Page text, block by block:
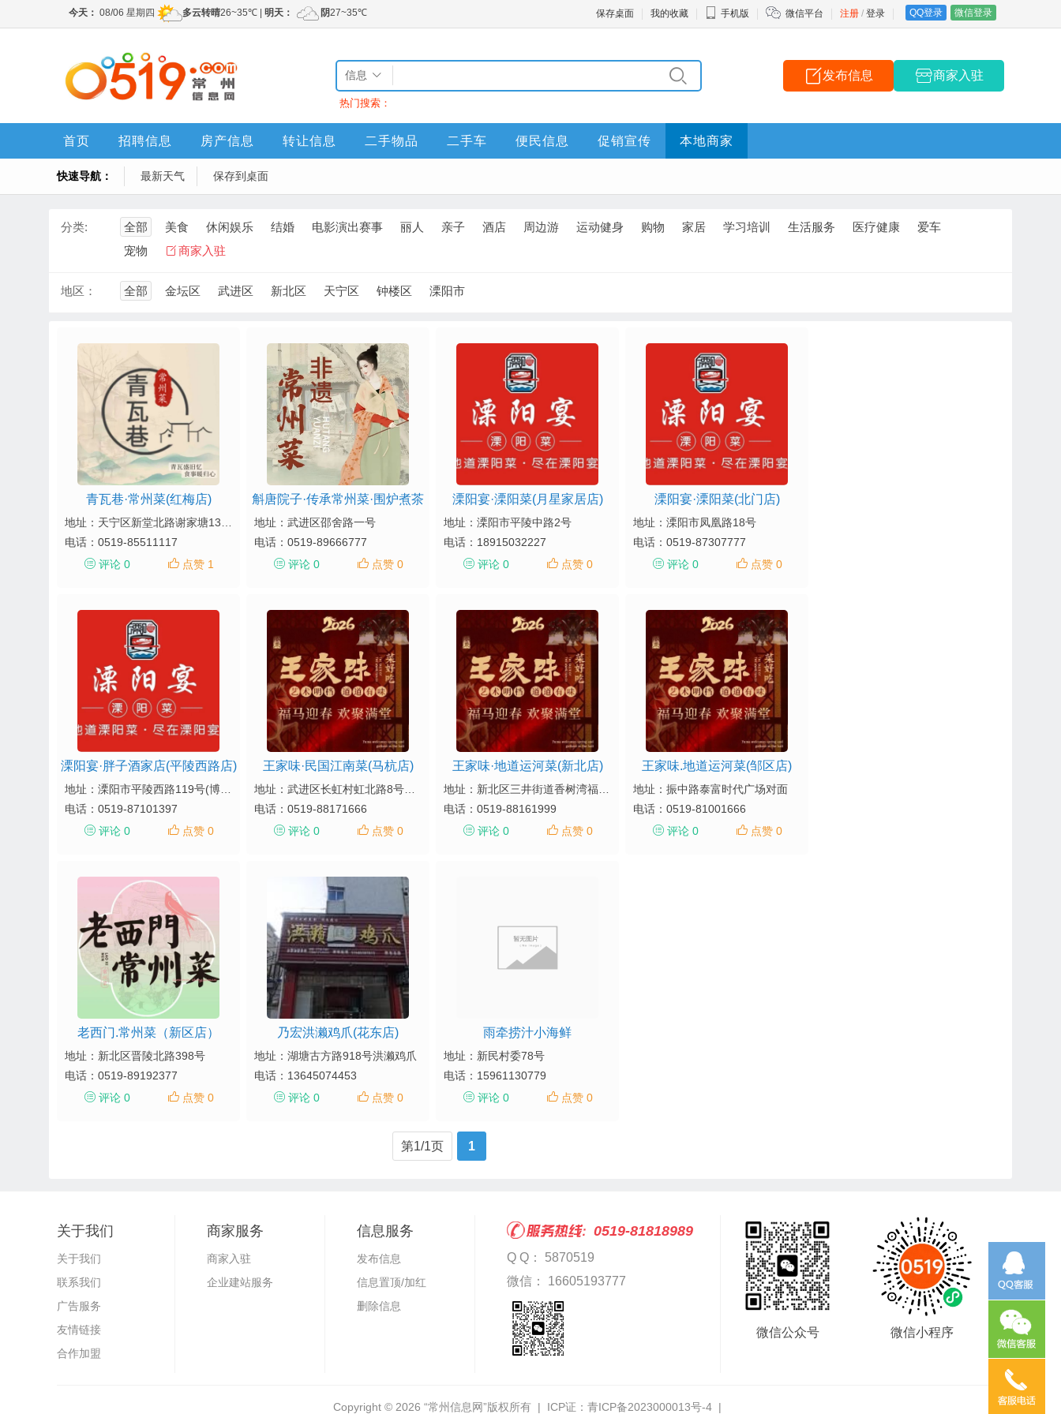
注册 / 登录 QQ登录 微信登录
保存桌面 我的收藏 手机版 微信平台
信息
热门搜索：
发布信息 商家入驻
首页 招聘信息 房产信息 转让信息 二手物品 二手车 便民信息 促销宣传 本地商家
快速导航： 最新天气 保存到桌面
分类: 全部 美食 休闲娱乐 结婚 电影演出赛事 丽人 亲子 酒店 周边游 运动健身 购物 家居 学习培训 生活服务 医疗健康
爱车
宠物
商家入驻
地区： 全部 金坛区 武进区 新北区 天宁区 钟楼区 溧阳市
青瓦巷·常州菜(红梅店)
电话： 0519-85511117
评论 0
点赞 1
斛唐院子·传承常州菜·围炉煮茶
地址：武进区邵舍路一号
电话： 0519-89666777
评论 0
点赞 0
溧阳宴·溧阳菜(月星家居店)
地址：溧阳市平陵中路2号
电话： 18915032227
评论 0
点赞 0
溧阳宴·溧阳菜(北门店)
地址：溧阳市凤凰路18号
电话： 0519-87307777
评论 0
点赞 0
溧阳宴·胖子酒家店(平陵西路店)
电话： 0519-87101397
评论 0
点赞 0
王家味·民国江南菜(马杭店)
电话： 0519-88171666
评论 0
点赞 0
王家味·地道运河菜(新北店)
电话： 0519-88161999
评论 0
点赞 0
王家味.地道运河菜(邹区店)
地址：振中路泰富时代广场对面
电话： 0519-81001666
评论 0
点赞 0
老西门.常州菜（新区店）
地址：新北区晋陵北路398号
电话： 0519-89192377
评论 0
点赞 0
乃宏洪濑鸡爪(花东店)
地址：湖塘古方路918号洪濑鸡爪
电话： 13645074453
评论 0
点赞 0
雨牵捞汁小海鲜
地址：新民村委78号
电话： 15961130779
评论 0
点赞 0
第1/1页 1
关于我们
关于我们
联系我们
广告服务
友情链接
合作加盟
商家服务
商家入驻
企业建站服务
信息服务
发布信息
信息置顶/加红
删除信息
0519-81818989
Q Q： 5870519
微信： 16605193777
微信公众号 微信小程序
Copyright © 2026 “常州信息网”版权所有 | ICP证： 青ICP备2023000013号-4 |